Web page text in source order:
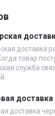
доставка
товар
служба
доставка
доставка